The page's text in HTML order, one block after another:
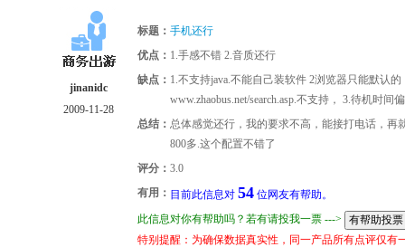
jinanidc
2009-11-28
标题： 手机还行
优点： 1.手感不错 2.音质还行
缺点： 1.不支持java.不能自己装软件 2浏览器只能默认
www.zhaobus.net/search.asp.不支持， 3.待机时
总结： 总体感觉还行，我的要求不高，能接打电话，再
800多.这个配置不错了
评分： 3.0
有用： 目前此信息对 54 位网友有帮助。
此信息对你有帮助吗？若有请投我一票 --->
特别提醒：为确保数据真实性，同一产品所有点评仅有